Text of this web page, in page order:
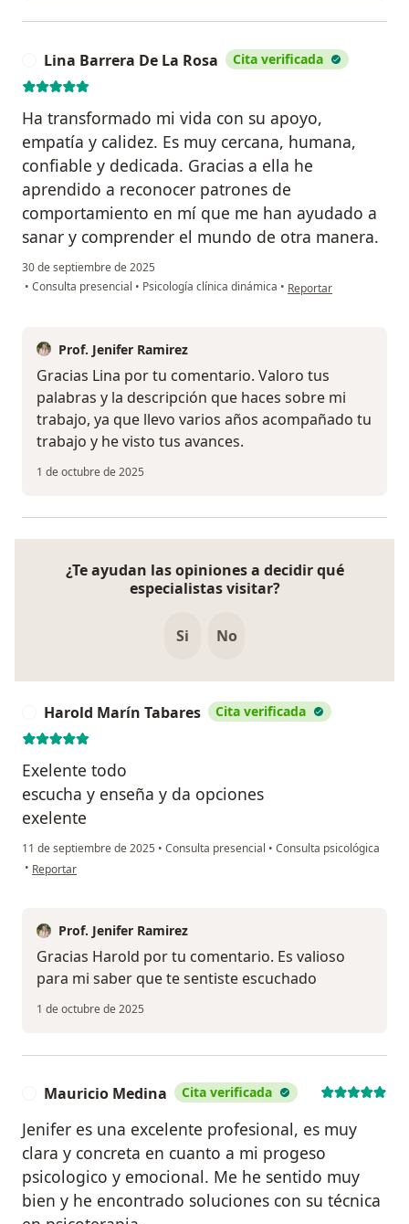
Lina Barrera De La Rosa Cita verificada
Ha transformado mi vida con su apoyo,
empatía y calidez. Es muy cercana, humana,
confiable y dedicada. Gracias a ella he
aprendido a reconocer patrones de
comportamiento en mí que me han ayudado a
sanar y comprender el mundo de otra manera.
30 de septiembre de 2025
• Consulta presencial • Psicología clínica dinámica • en opinión del usuario
Reportar
Prof. Jenifer Ramirez
Gracias Lina por tu comentario. Valoro tus
palabras y la descripción que haces sobre mi
trabajo, ya que llevo varios años acompañado tu
trabajo y he visto tus avances.
1 de octubre de 2025
¿Te ayudan las opiniones a decidir qué
especialistas visitar?
Si No
Harold Marín Tabares Cita verificada
Exelente todo
escucha y enseña y da opciones
exelente
11 de septiembre de 2025 • Consulta presencial • Consulta psicológica
• en opinión del usuario Harold Marín Tabares
Reportar
Prof. Jenifer Ramirez
Gracias Harold por tu comentario. Es valioso
para mi saber que te sentiste escuchado
1 de octubre de 2025
Mauricio Medina Cita verificada
Jenifer es una excelente profesional, es muy
clara y concreta en cuanto a mi progeso
psicologico y emocional. Me he sentido muy
bien y he encontrado soluciones con su técnica